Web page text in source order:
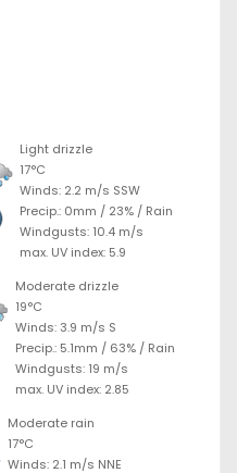
Light drizzle
17°C
Winds: 2.2 m/s SSW
Precip.: 0mm / 23% / Rain
Windgusts: 10.4 m/s
max. UV index: 5.9
Moderate drizzle
19°C
Winds: 3.9 m/s S
Precip.: 5.1mm / 63% / Rain
Windgusts: 19 m/s
max. UV index: 2.85
Moderate rain
17°C
Winds: 2.1 m/s NNE